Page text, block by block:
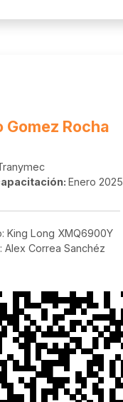
Gomez Rocha
Enero 2025
King Long XMQ6900Y
Alex Correa Sanchéz